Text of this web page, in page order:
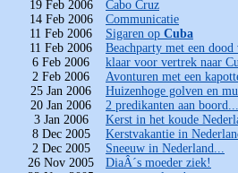
19 Feb 2006
Cabo Cruz
14 Feb 2006
Communicatie
11 Feb 2006
Sigaren op Cuba
11 Feb 2006
Beachparty met een dood
6 Feb 2006
klaar voor vertrek naar
2 Feb 2006
Avonturen met een
25 Jan 2006
Huizenhoge golven en
20 Jan 2006
2 predikanten aan boord...
3 Jan 2006
Kerst in het koude
8 Dec 2005
Kerstvakantie in
2 Dec 2005
Sneeuw in Nederland...
26 Nov 2005
DiaÂ´s moeder ziek!